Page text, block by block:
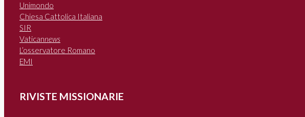
Unimondo
Chiesa Cattolica Italiana
SIR
Vaticannews
L’osservatore Romano
EMI
RIVISTE MISSIONARIE